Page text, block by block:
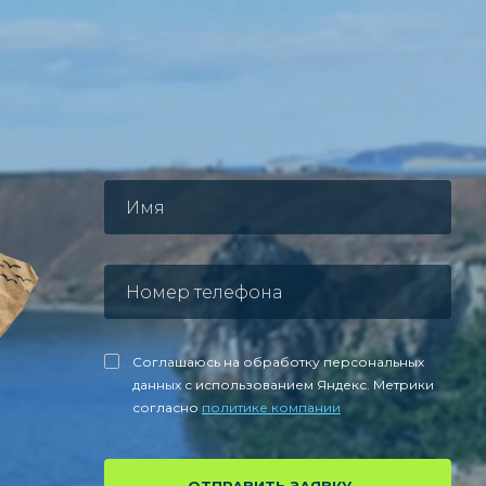
Соглашаюсь на обработку персональных
данных с использованием Яндекс. Метрики
согласно политике компании